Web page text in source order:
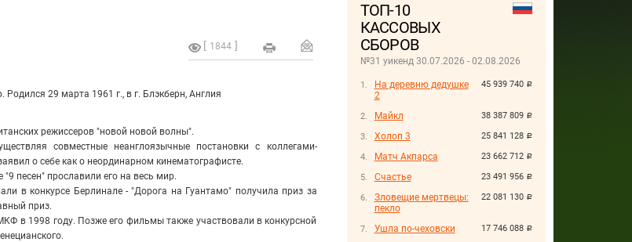
ТОП-10
КАССОВЫХ
СБОРОВ
№31 уикенд 30.07.2026 - 02.08.2026
45 939 740 руб.
На деревню дедушке
2
38 387 809 руб.
Майкл
25 841 128 руб.
Холоп 3
23 662 712 руб.
Матч Акпарса
23 491 956 руб.
Счастье
22 081 130 руб.
Зловещие мертвецы:
пекло
17 746 088 руб.
Ушла по-чеховски
1844
Родился 29 марта 1961 г., в г. Блэкберн, Англия
режиссеров "новой новой волны".
совместные неанглоязычные постановки с коллегами-
о себе как о неординарном кинематографисте.
песен" прославили его на весь мир.
в конкурсе Берлинале - "Дорога на Гуантамо" получила приз за
приз.
в 1998 году. Позже его фильмы также участвовали в конкурсной